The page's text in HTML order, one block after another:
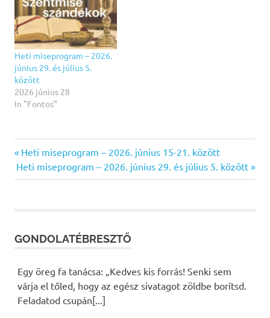
Heti miseprogram – 2026.
június 29. és július 5.
között
2026 június 28
In "Fontos"
Bejegyzés
Previous
Post:
Heti miseprogram – 2026. június 15-21. között
Next
Post:
Heti miseprogram – 2026. június 29. és július 5. között
GONDOLATÉBRESZTŐ
Egy öreg fa tanácsa: „Kedves kis forrás! Senki sem
várja el tőled, hogy az egész sivatagot zöldbe borítsd.
Feladatod csupán[...]